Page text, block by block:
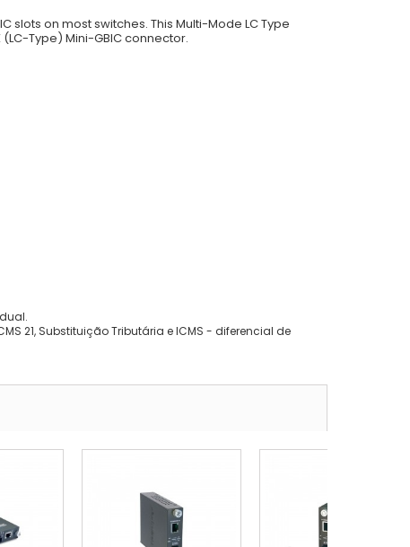
slots on most switches. This Multi-Mode LC Type
Type) Mini-GBIC connector.
21, Substituição Tributária e ICMS - diferencial de